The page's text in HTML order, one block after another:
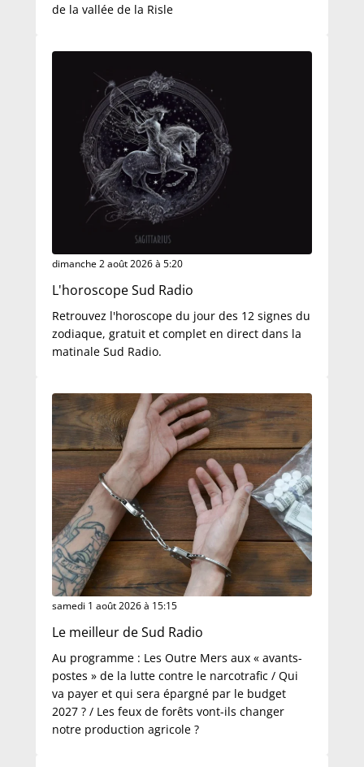
de la vallée de la Risle
dimanche 2 août 2026 à 5:20
L'horoscope Sud Radio
Retrouvez l'horoscope du jour des 12 signes du
zodiaque, gratuit et complet en direct dans la
matinale Sud Radio.
samedi 1 août 2026 à 15:15
Le meilleur de Sud Radio
Au programme : Les Outre Mers aux « avants-
postes » de la lutte contre le narcotrafic / Qui
va payer et qui sera épargné par le budget
2027 ? / Les feux de forêts vont-ils changer
notre production agricole ?